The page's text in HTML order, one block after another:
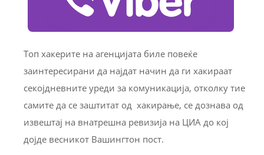
Топ хакерите на агенцијата биле повеќе
заинтересирани да најдат начин да ги хакираат
секојдневните уреди за комуникација, отколку тие
самите да се заштитат од хакирање, се дознава од
извештај на внатрешна ревизија на ЦИА до кој
дојде весникот Вашингтон пост.